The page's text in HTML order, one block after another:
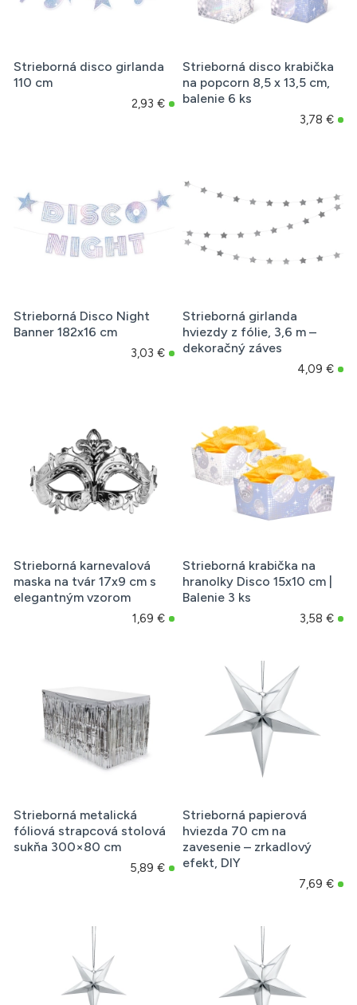
Strieborná disco girlanda
110 cm
2,93 €
Strieborná disco krabička
na popcorn 8,5 x 13,5 cm,
balenie 6 ks
3,78 €
Strieborná Disco Night
Banner 182x16 cm
3,03 €
Strieborná girlanda
hviezdy z fólie, 3,6 m –
dekoračný záves
4,09 €
Strieborná karnevalová
maska na tvár 17x9 cm s
elegantným vzorom
1,69 €
Strieborná krabička na
hranolky Disco 15x10 cm |
Balenie 3 ks
3,58 €
Strieborná metalická
fóliová strapcová stolová
sukňa 300×80 cm
5,89 €
Strieborná papierová
hviezda 70 cm na
zavesenie – zrkadlový
efekt, DIY
7,69 €